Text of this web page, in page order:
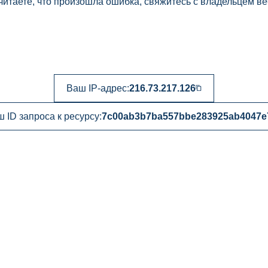
Ваш IP-адрес:216.73.217.126
ID запроса к ресурсу: